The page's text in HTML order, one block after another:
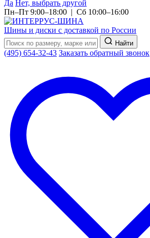
Да Нет, выбрать другой
Пн–Пт 9:00–18:00 | Сб 10:00–16:00
Шины и диски с доставкой по России
Найти
(495) 654-32-43 Заказать обратный звонок